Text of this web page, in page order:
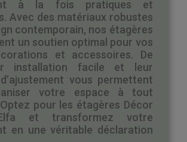
à la fois pratiques et
Avec des matériaux robustes
contemporain, nos étagères
un soutien optimal pour vos
et accessoires. De
installation facile et leur
vous permettent
votre espace à tout
pour les étagères Décor
et transformez votre
en une véritable déclaration